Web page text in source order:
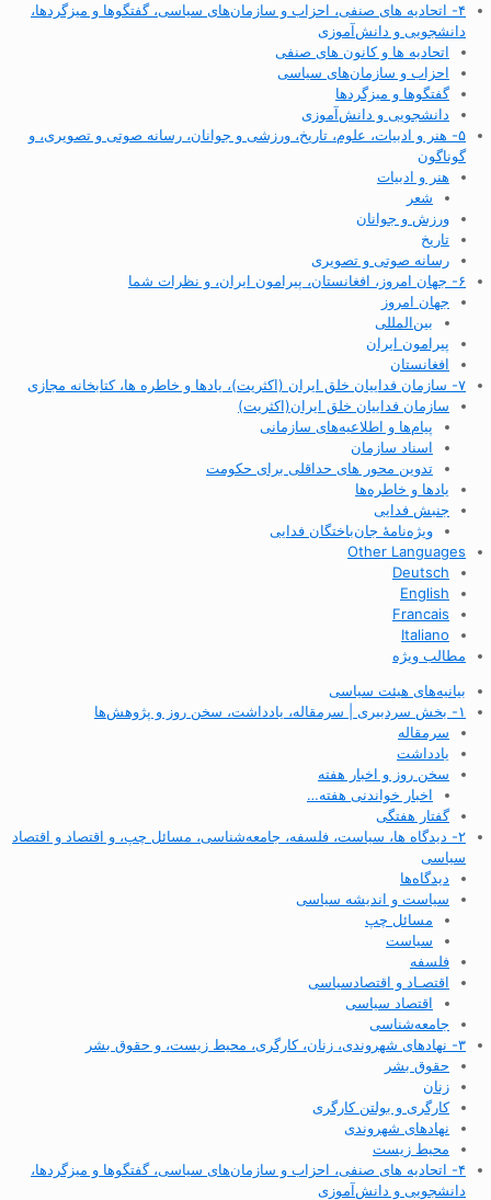
۴- اتحادیه های صنفی، احزاب و سازمان‌های سیاسی، گفتگوها و میزگردها،
دانشجویی و دانش‌آموزی
اتحادیه ها و کانون های صنفی
احزاب و سازمان‌های سیاسی
گفتگوها و میزگردها
دانشجویی و دانش‌آموزی
۵- هنر و ادبیات، علوم، تاریخ، ورزشی و جوانان، رسانه صوتی و تصویری، و
گوناگون
هنر و ادبیات
شعر
ورزش و جوانان
تاریخ
رسانه صوتی و تصویری
۶- جهان امروز، افغانستان، پیرامون ایران، و نظرات شما
جهان امروز
بین‌المللی
پیرامون ایران
افغانستان
۷- سازمان فداییان خلق ایران (اکثریت)، یادها و خاطره ها، کتابخانه مجازی
سازمان فداییان خلق ایران(اکثریت)
پیام‌ها و اطلاعیه‌های سازمانی
اسناد سازمان
تدوین محور های حداقلی برای حکومت
یادها و خاطره‌ها
جنبش فدایی
ویژه‌نامهٔ جان‌باختگان فدایی
Other Languages
Deutsch
English
Francais
Italiano
مطالب ویژه
بیانیه‌های هیئت سیاسی
۱- بخش سردبیری | سرمقاله، یادداشت، سخن روز و پژوهش‌ها
سرمقاله
یادداشت
سخن روز و اخبار هفته
اخبار خواندنی هفته…
گفتار هفتگی
۲- دیدگاه ها، سیاست، فلسفه، جامعه‌شناسی، مسائل چپ، و اقتصاد و اقتصاد
سیاسی
دیدگاه‌ها
سیاست و اندیشه سیاسی
مسائل چپ
سیاست
فلسفه
اقتصـاد و اقتصاد‌سیاسی
اقتصاد سیاسی
جامعه‌شناسی
۳- نهادهای شهروندی، زنان، کارگری، محیط زیست، و حقوق بشر
حقوق بشر
زنان
کارگری و بولتن کارگری
نهادهای شهروندی
محیط زیست
۴- اتحادیه های صنفی، احزاب و سازمان‌های سیاسی، گفتگوها و میزگردها،
دانشجویی و دانش‌آموزی